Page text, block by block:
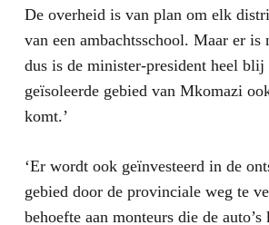
De overheid is van plan om elk
van een ambachtsschool. Maar er is
dus is de minister-president heel blij
geïsoleerde gebied van Mkomazi
komt.’
‘Er wordt ook geïnvesteerd in de
gebied door de provinciale weg te
behoefte aan monteurs die de auto’s